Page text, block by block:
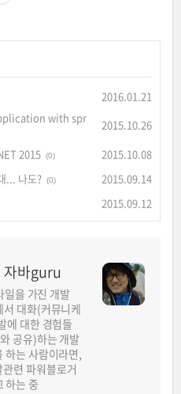
2016.01.21
with spr
2015.10.26
2015 (0)
2015.10.08
... 나도? (0)
2015.09.14
2015.09.12
바guru
을 가진 개발
대화(커뮤니케
에 대한 경험들
공유)하는 개발
는 사람이라면,
련 파워블로거
하는 중